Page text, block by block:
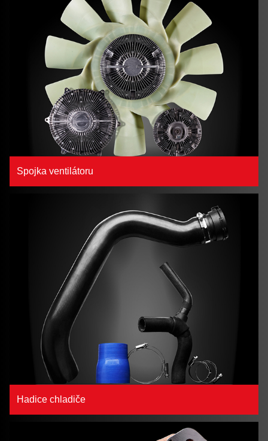
Spojka ventilátoru
Hadice chladiče